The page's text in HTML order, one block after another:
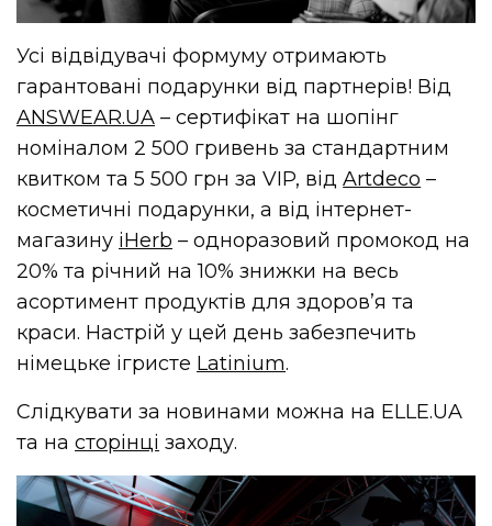
Усі відвідувачі формуму отримають
гарантовані подарунки від партнерів! Від
ANSWEAR.UA – сертифікат на шопінг
номіналом 2 500 гривень за стандартним
квитком та 5 500 грн за VIP, відArtdeco –
косметичні подарунки, а від інтернет-
магазину iHerb – одноразовий промокод на
20% та річний на 10% знижки на весь
асортимент продуктів для здоров’я та
краси. Настрій у цей день забезпечить
німецьке ігристе Latinium.
Слідкувати за новинами можна на ELLE.UA
та насторінці заходу.